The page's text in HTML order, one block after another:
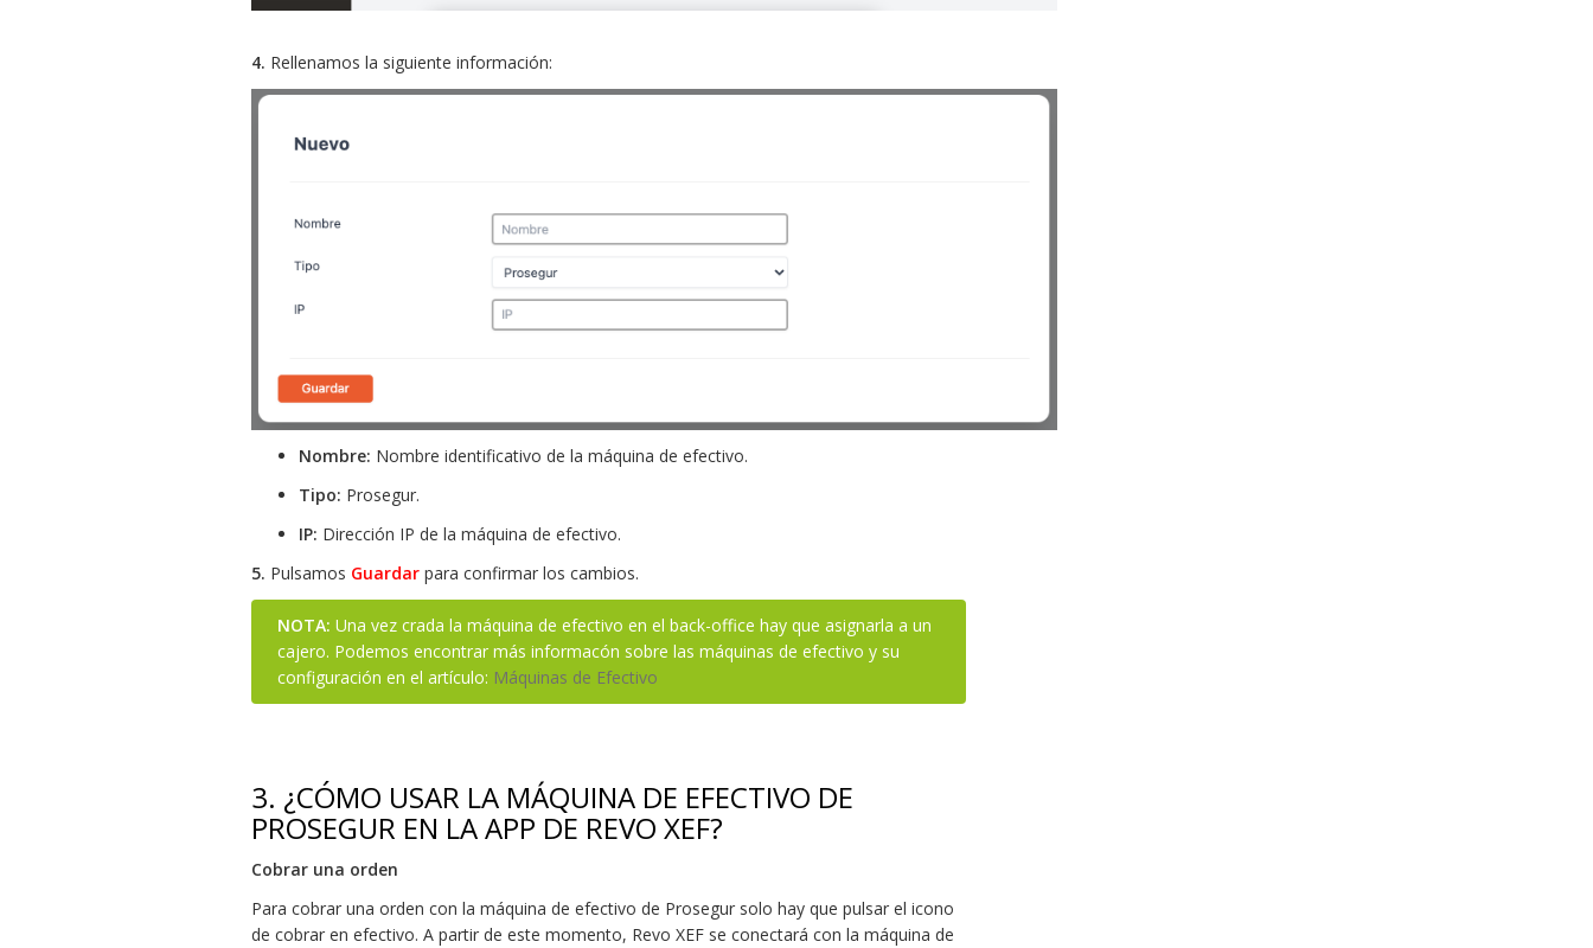
4. Rellenamos la siguiente información:
Nombre: Nombre identificativo de la máquina de efectivo.
Tipo: Prosegur.
IP: Dirección IP de la máquina de efectivo.
5. Pulsamos Guardar para confirmar los cambios.
NOTA: Una vez crada la máquina de efectivo en el back-office hay que asignarla a un
cajero. Podemos encontrar más informacón sobre las máquinas de efectivo y su
configuración en el artículo: Máquinas de Efectivo
3. ¿CÓMO USAR LA MÁQUINA DE EFECTIVO DE
PROSEGUR EN LA APP DE REVO XEF?
Cobrar una orden
Para cobrar una orden con la máquina de efectivo de Prosegur solo hay que pulsar el icono
de cobrar en efectivo. A partir de este momento, Revo XEF se conectará con la máquina de